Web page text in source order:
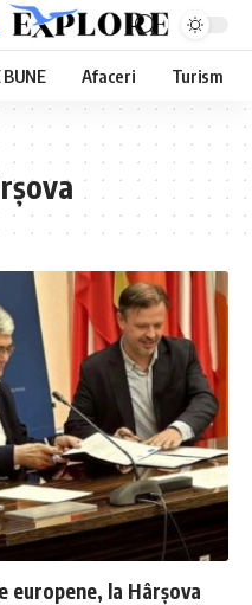
Afaceri Turism
europene, la Hârșova